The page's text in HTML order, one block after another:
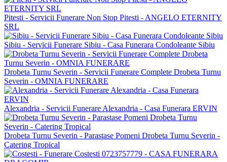
Pitesti - Servicii Funerare Non Stop Pitesti - ANGELO ETERNITY
SRL
Sibiu - Servicii Funerare Sibiu - Casa Funerara Condoleante Sibiu
Drobeta Turnu Severin - Servicii Funerare Complete Drobeta Turnu
Severin - OMNIA FUNERARE
Alexandria - Servicii Funerare Alexandria - Casa Funerara ERVIN
Drobeta Turnu Severin - Parastase Pomeni Drobeta Turnu Severin -
Catering Tropical